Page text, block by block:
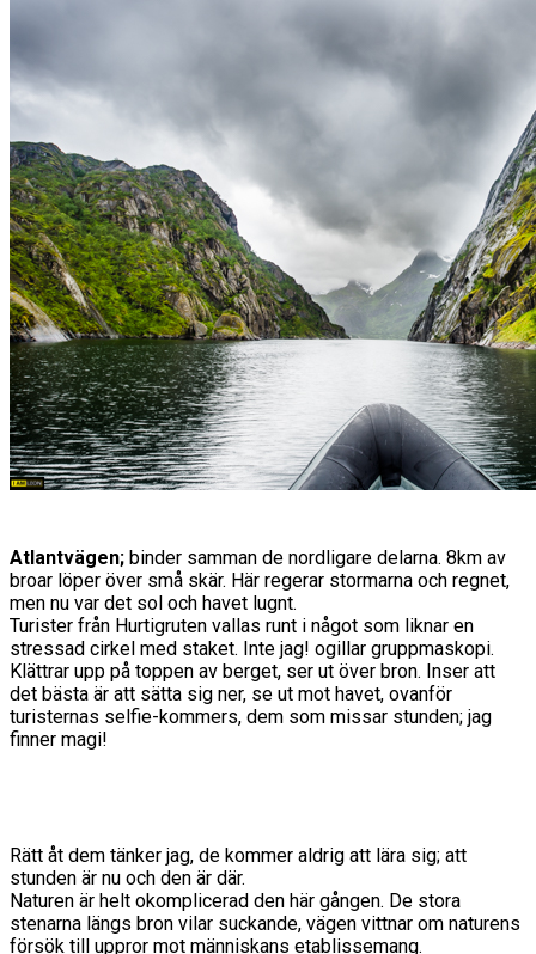
Atlantvägen; binder samman de nordligare delarna. 8km av
broar löper över små skär. Här regerar stormarna och regnet,
men nu var det sol och havet lugnt.
Turister från Hurtigruten vallas runt i något som liknar en
stressad cirkel med staket. Inte jag! ogillar gruppmaskopi.
Klättrar upp på toppen av berget, ser ut över bron. Inser att
det bästa är att sätta sig ner, se ut mot havet, ovanför
turisternas selfie-kommers, dem som missar stunden; jag
finner magi!
Rätt åt dem tänker jag, de kommer aldrig att lära sig; att
stunden är nu och den är där.
Naturen är helt okomplicerad den här gången. De stora
stenarna längs bron vilar suckande, vägen vittnar om naturens
försök till uppror mot människans etablissemang.